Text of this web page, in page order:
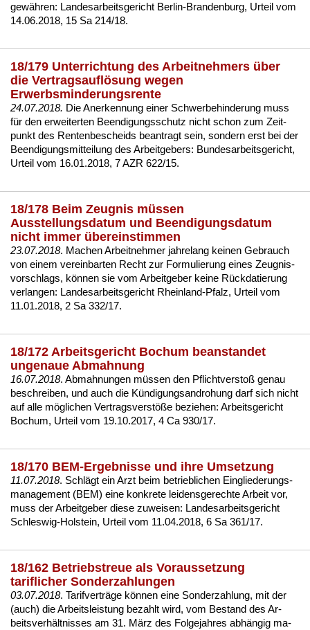
gewähren: Lan­des­ar­beits­ge­richt Ber­lin-Bran­den­burg, Ur­teil vom
14.06.2018, 15 Sa 214/18.
18/179 Unterrichtung des Arbeitnehmers über
die Vertragsauflösung wegen
Erwerbsminderungsrente
24.07.2018. Die An­er­ken­nung ei­ner Schwer­be­hin­de­rung muss
für den er­wei­ter­ten Be­en­di­gungs­schutz nicht schon zum Zeit­
punkt des Ren­ten­be­scheids be­an­tragt sein, son­dern erst bei der
Be­en­di­gungs­mit­tei­lung des Ar­beit­ge­bers: Bun­des­ar­beits­ge­richt,
Ur­teil vom 16.01.2018, 7 AZR 622/15.
18/178 Beim Zeugnis müssen
Ausstellungsdatum und Beendigungsdatum
nicht immer übereinstimmen
23.07.2018. Ma­chen Ar­beit­neh­mer jah­re­lang kei­nen Ge­brauch
von ei­nem ver­ein­bar­ten Recht zur For­mu­lie­rung ei­nes Zeug­nis­
vor­schlags, können sie vom Ar­beit­ge­ber kei­ne Rück­da­tie­rung
ver­lan­gen: Lan­des­ar­beits­ge­richt Rhein­land-Pfalz, Ur­teil vom
11.01.2018, 2 Sa 332/17.
18/172 Arbeitsgericht Bochum beanstandet
ungenaue Abmahnung
16.07.2018. Ab­mah­nun­gen müssen den Pflicht­ver­s­toß ge­nau
be­schrei­ben, und auch die Kündi­gungs­an­dro­hung darf sich nicht
auf al­le mögli­chen Ver­trags­verstöße be­zie­hen: Ar­beits­ge­richt
Bo­chum, Ur­teil vom 19.10.2017, 4 Ca 930/17.
18/170 BEM-Ergebnisse und ihre Umsetzung
11.07.2018. Schlägt ein Arzt beim be­trieb­li­chen Ein­glie­de­rungs­
ma­nage­ment (BEM) ei­ne kon­kre­te lei­dens­ge­rech­te Ar­beit vor,
muss der Ar­beit­ge­ber die­se zu­wei­sen: Lan­des­ar­beits­ge­richt
Schles­wig-Hol­stein, Ur­teil vom 11.04.2018, 6 Sa 361/17.
18/162 Betriebstreue als Voraussetzung
tariflicher Sonderzahlungen
03.07.2018. Ta­rif­verträge können ei­ne Son­der­zah­lung, mit der
(auch) die Ar­beits­leis­tung be­zahlt wird, vom Be­stand des Ar­
beits­verhält­nis­ses am 31. März des Fol­ge­jah­res abhängig ma­